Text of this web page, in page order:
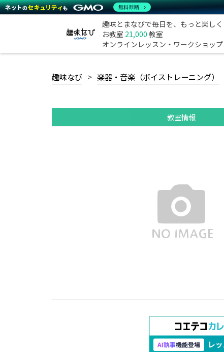
趣味とまなびで毎日を、もっと楽しく
お教室 21,000 教室
オンラインレッスン・ワークショップ
趣味なび 楽器・音楽（ボイストレーニング）
教室情報
無料診断